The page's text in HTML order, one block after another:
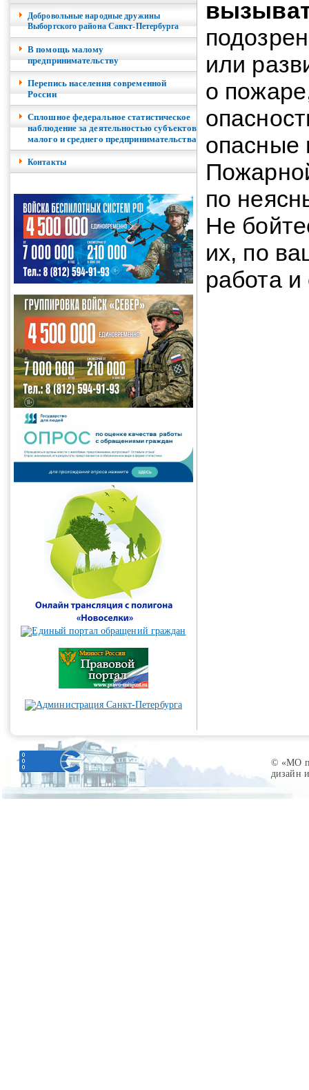
Добровольные народные дружины
Выборгского района Санкт-Петербурга
В помощь малому
предпринимательству
Перепись населения современной
России
Сплошное федеральное статистическое
наблюдение за деятельностью субъектов
малого и среднего предпринимательства
Контакты
или
о
опасные
по
Не
их, по
работа
© «МО
дизайн